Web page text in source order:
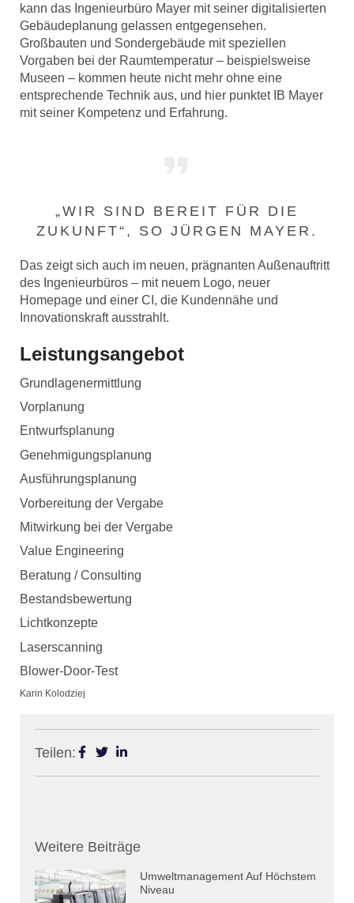
kann das Ingenieurbüro Mayer mit seiner digitalisierten
Gebäudeplanung gelassen entgegensehen.
Großbauten und Sondergebäude mit speziellen
Vorgaben bei der Raumtemperatur – beispielsweise
Museen – kommen heute nicht mehr ohne eine
entsprechende Technik aus, und hier punktet IB Mayer
mit seiner Kompetenz und Erfahrung.
„WIR SIND BEREIT FÜR DIE
ZUKUNFT“, SO JÜRGEN MAYER.
Das zeigt sich auch im neuen, prägnanten Außenauftritt
des Ingenieurbüros – mit neuem Logo, neuer
Homepage und einer CI, die Kundennähe und
Innovationskraft ausstrahlt.
Leistungsangebot
Grundlagenermittlung
Vorplanung
Entwurfsplanung
Genehmigungsplanung
Ausführungsplanung
Vorbereitung der Vergabe
Mitwirkung bei der Vergabe
Value Engineering
Beratung / Consulting
Bestandsbewertung
Lichtkonzepte
Laserscanning
Blower-Door-Test
Karin Kolodziej
Teilen:
Weitere Beiträge
Umweltmanagement Auf Höchstem
Niveau